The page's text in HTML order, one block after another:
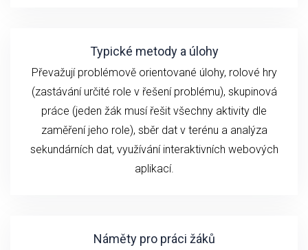
Typické metody a úlohy
Převažují problémově orientované úlohy, rolové hry
(zastávání určité role v řešení problému), skupinová
práce (jeden žák musí řešit všechny aktivity dle
zaměření jeho role), sběr dat v terénu a analýza
sekundárních dat, využívání interaktivních webových
aplikací.
Náměty pro práci žáků